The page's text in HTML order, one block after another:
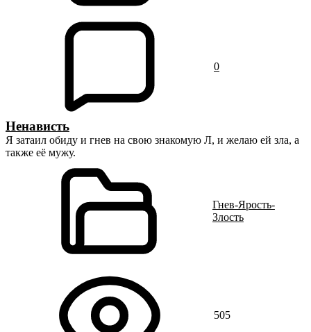
0
Ненависть
Я затаил обиду и гнев на свою знакомую Л, и желаю ей зла, а
также её мужу.
Гнев-Ярость-
Злость
505